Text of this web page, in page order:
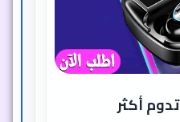
أكثر